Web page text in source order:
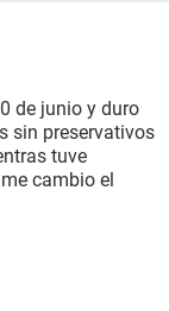
de junio y duro
sin preservativos
tuve
cambio el